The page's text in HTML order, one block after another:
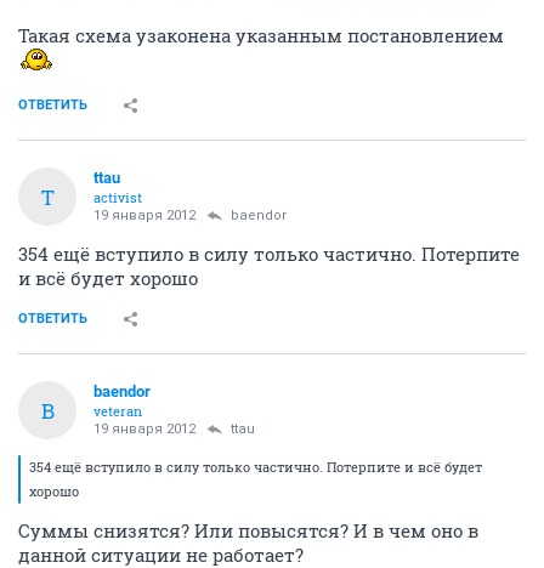
Такая схема узаконена указанным постановлением
ОТВЕТИТЬ
T
ttau
activist
19 января 2012 baendor
354 ещё вступило в силу только частично. Потерпите
и всё будет хорошо
ОТВЕТИТЬ
B
baendor
veteran
19 января 2012 ttau
354 ещё вступило в силу только частично. Потерпите и всё будет
хорошо
Суммы снизятся? Или повысятся? И в чем оно в
данной ситуации не работает?